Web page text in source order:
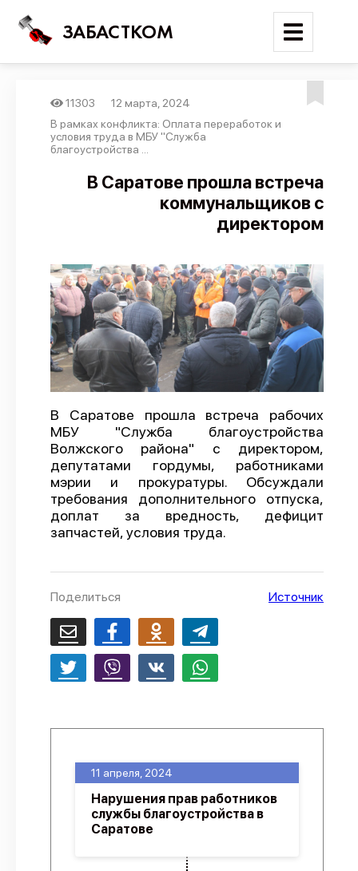
ЗАБАСТКОМ
Войти
Новости
Карта событий
Отчеты
Предложить публикацию
Справочник
API
О проекте
11303
12 марта, 2024
В рамках конфликта: Оплата переработок и
условия труда в МБУ "Служба
благоустройства ...
В Саратове прошла встреча
коммунальщиков с
директором
В Саратове прошла встреча рабочих
МБУ "Служба благоустройства
Волжского района" с директором,
депутатами гордумы, работниками
мэрии и прокуратуры. Обсуждали
требования дополнительного отпуска,
доплат за вредность, дефицит
запчастей, условия труда.
Поделиться Источник
11 апреля, 2024
Нарушения прав работников
службы благоустройства в
Саратове